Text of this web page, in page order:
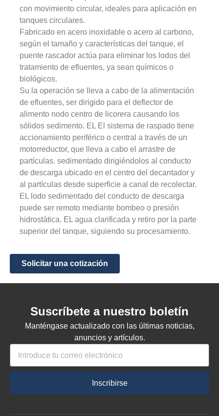
con movimiento circular, ideales para aplicación en
tanques circulares.
Fabricado en acero inoxidable o acero al carbono,
según el tamaño y características del tanque, el
puente rascador actúa para eliminar los lodos del
tratamiento de efluentes, ya sean químicos o
biológicos.
Su la operación se lleva a cabo de la alimentación
de efluentes, ser dirigido para el deflector
alimento nodo centro de licorera causando los
sólidos sedimento. EL El sistema de raspado tiene
accionamiento periférico o central a través de un
motorreductor, que lleva a cabo el arrastre de
partículas. sedimentado dirigiéndolos al conducto
de descarga ubicado en el centro del decantador y
al partículas desde superficie a canal de recolectar
EL lodo sedimentado del conducto de descarga
puede ser remoto mediante bombeo o presión
hidrostática. EL agua clarificada y retiro por la parte
superior del tanque, siguiendo su procesamiento.
Solicitar una cotización
Suscríbete a nuestro boletín
Manténgase actualizado con las últimas noticias,
anuncios y artículos.
Inscribirse